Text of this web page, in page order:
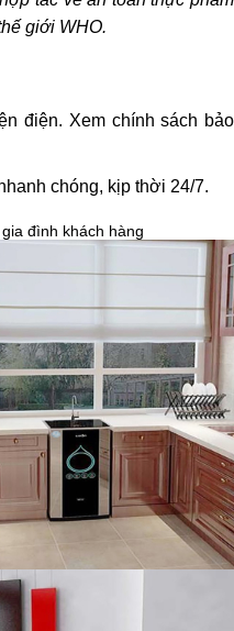
linh kiện và màng lọc
sự cố tràn nước, chập cháy
giới WHO.
điện. Xem chính sách bảo
chóng, kịp thời 24/7.
đình khách hàng